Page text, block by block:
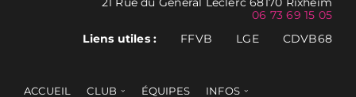
06 73 69 15 05
Liens utiles :
FFVB LGE CDVB68
ACCUEIL CLUB ÉQUIPES
INFOS